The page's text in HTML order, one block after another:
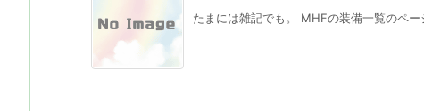
たまには雑記でも。 MHFの装備一覧のペ